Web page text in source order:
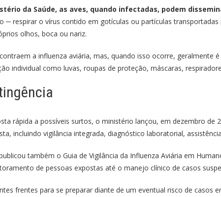
da Saúde, as aves, quando infectadas, podem
─ respirar o vírus contido em gotículas ou partículas
olhos, boca ou nariz.
a influenza aviária, mas, quando isso ocorre,
individual como luvas, roupas de proteção, máscaras,
rápida a possíveis surtos, o ministério lançou, em dezembro de
incluindo vigilância integrada, diagnóstico laboratorial,
também o Guia de Vigilância da Influenza Aviária em
de pessoas expostas até o manejo clínico de casos
frentes para se preparar diante de um eventual risco de casos